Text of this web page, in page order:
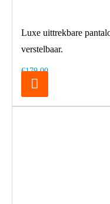
Luxe uittrekbare
verstelbaar.
€179,00